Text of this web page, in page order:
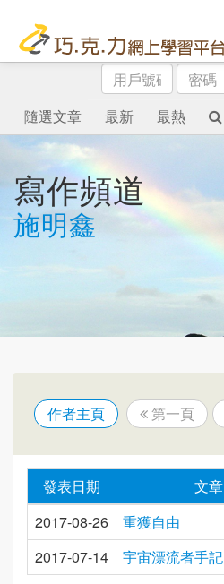
用
戶
號
碼
密
碼
隨選文章
最新 最熱
寫作頻道
施明鑫
作者主頁 第一頁
發表日期 文章
2017-08-26
重獲自由
2017-07-14
宇宙漂流者手記